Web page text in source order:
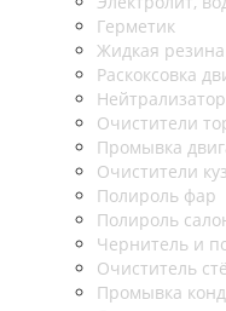
Герметик
Жидкая резина
Раскоксовка
Очистители
Промывка
Очистители
Полироль фар
Полироль
Чернитель и
Очиститель
Промывка